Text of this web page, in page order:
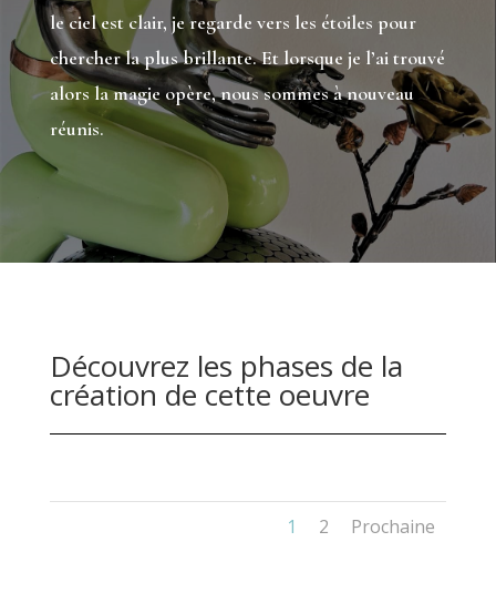
le ciel est clair, je regarde vers les étoiles pour
chercher la plus brillante. Et lorsque je l’ai trouvé
alors la magie opère, nous sommes à nouveau
réunis.
Découvrez les phases de la
création de cette oeuvre
1 2 Prochaine